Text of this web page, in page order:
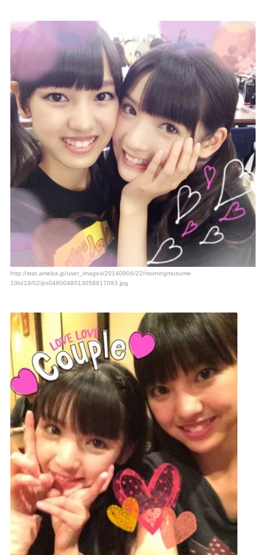
http://stat.ameba.jp/user_images/20140906/22/morningmusume-
10ki/19/02/j/o0480048013058617093.jpg